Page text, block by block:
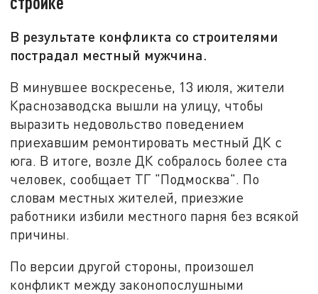
В результате конфликта со строителями
пострадал местный мужчина.
В минувшее воскресенье, 13 июля, жители
Краснозаводска вышли на улицу, чтобы
выразить недовольство поведением
приехавшим ремонтировать местный ДК с
юга. В итоге, возле ДК собралось более ста
человек, сообщает ТГ "Подмосква". По
словам местных жителей, приезжие
работники избили местного парня без всякой
причины.
По версии другой стороны, произошел
конфликт между законопослушными